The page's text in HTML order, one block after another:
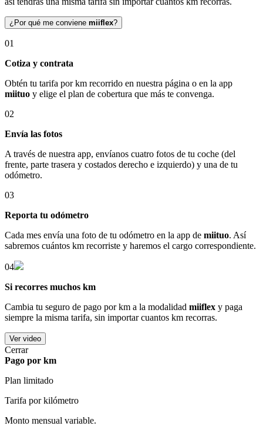
¿Por qué me conviene miiflex?
01
Cotiza y contrata
Obtén tu tarifa por km recorrido en nuestra página o en la app
miituo y elige el plan de cobertura que más te convenga.
02
Envía las fotos
A través de nuestra app, envíanos cuatro fotos de tu coche (del
frente, parte trasera y costados derecho e izquierdo) y una de tu
odómetro.
03
Reporta tu odómetro
Cada mes envía una foto de tu odómetro en la app de miituo. Así
sabremos cuántos km recorriste y haremos el cargo correspondiente.
04
Si recorres muchos km
Cambia tu seguro de pago por km a la modalidad miiflex y paga
siempre la misma tarifa, sin importar cuantos km recorras.
Ver video
Cerrar
Pago por km
Plan limitado
Tarifa por kilómetro
Monto mensual variable.